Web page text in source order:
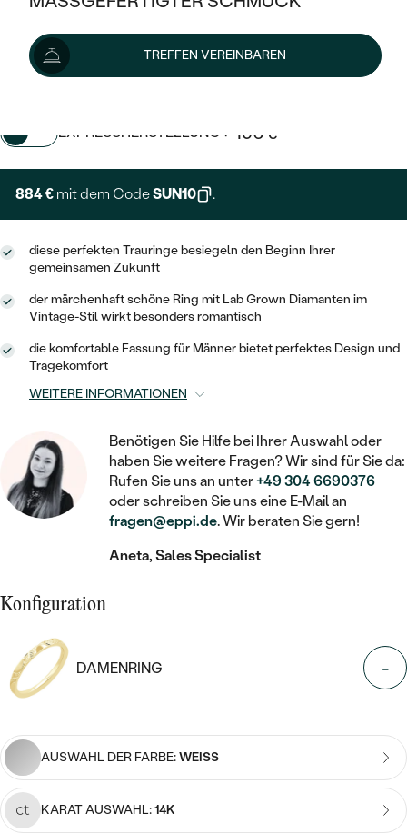
KLASSISCH
MEMOIRE
V-FORM
VINTAGE
GEHÄMMERTE
VON HAND GRAVIERTE
IM SET
NACH PREIS
GÜNSTIG
LUXURIÖSE
MIT MEHREREN DIAMANTEN
HALO
IM SET
AUSSERGEWÖHNLICH
GESTALTE EINEN RING
WÄHLE EINEN RING
DIAMANTEN ZUM EINFASSEN
LAB GROWN DIAMANTEN ZUM
EINFASSEN
FARBIGE DIAMANTEN ZUM EINFASSEN
NACH EDELSTEIN
MIT DIAMANT
MIT LAB GROWN DIAMANT
MIT MOISSANIT
MIT SCHWARZEN DIAMANTEN
MIT SALT AND PEPPER DIAMANTEN
AUSVERKAUF
WENN SCHMUCK HILFT
NACH TYP
OHRRINGE
RINGE
ANHÄNGER / KETTEN
ARMBÄNDER
SCHMUCKSET
HERRENSCHMUCK
SCHMUCK FÜR KINDER
BROSCHEN
SCHMUCKZUBEHÖR
GOLD
SILBER
NACH STEIN
DIAMANTSCHMUCK
PLATIN
CREOLEN
MINIMALISTISCHE
OHRHÄNGER
HERZ
PIERCINGS
NACH STEIN
MIT DIAMANT
MIT EDELSTEIN
PERLENOHRRINGE
PREISWERTE
LUXURIÖSE
GOLD
SILBER
SOLITÄR
ZUR GEBURT EINES KINDES
PERSONALISIERT
MIT STERNZEICHEN
MINIMALISTISCH
MEDAILLON
KETTEN
HERZKETTEN
MIT TIEREN
MIT DIAMANT
PERLENKETTEN
NACH PREIS
AUSVERKAUF
GOLD
PLATIN
MEMOIRE
MINIMALISTISCHE
SIEGELRINGE
PERSONALISIERT
NACH EDELSTEIN
MIT DIAMANT
MIT EDELSTEIN
PERLENRINGE
NACH PREIS
PREISWERTE
LUXURIÖSE
TREFFEN VEREINBAREN
982 € Preis pro Paar
EXPRESSHERSTELLUNG + 196 €
884 € mit dem CodeSUN10 .
diese perfekten Trauringe besiegeln den Beginn Ihrer
gemeinsamen Zukunft
der märchenhaft schöne Ring mit Lab Grown Diamanten im
Vintage-Stil wirkt besonders romantisch
die komfortable Fassung für Männer bietet perfektes Design und
Tragekomfort
WEITERE INFORMATIONEN
Benötigen Sie Hilfe bei Ihrer Auswahl oder
haben Sie weitere Fragen? Wir sind für Sie da:
Rufen Sie uns an unter+49 304 6690376
oder schreiben Sie uns eine E-Mail an
fragen@eppi.de. Wir beraten Sie gern!
Aneta, Sales Specialist
Konfiguration
DAMENRING -
AUSWAHL DER FARBE:WEISS
KARAT AUSWAHL:14K